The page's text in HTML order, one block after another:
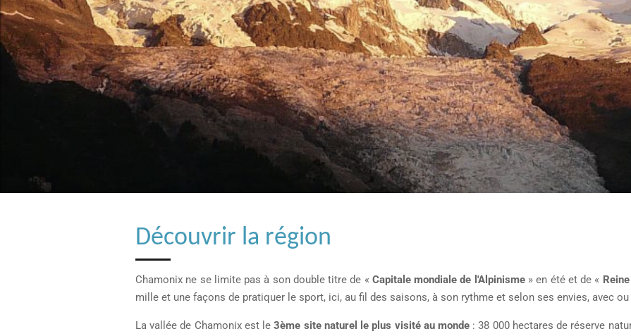
Découvrir la région
Chamonix ne se limite pas à son double titre de « Capitale mondiale de l'Alpinisme» en été et de «
mille et une façons de pratiquer le sport, ici, au fil des saisons, à son rythme et selon ses envies, avec
La vallée de Chamonix est le3ème site naturel le plus visité au monde : 38 000 hectares de réserve